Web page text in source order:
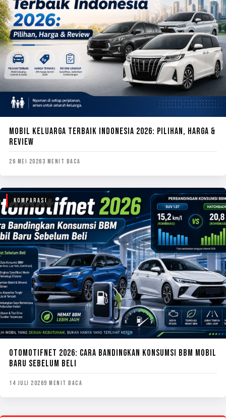
MOBIL KELUARGA TERBAIK INDONESIA 2026: PILIHAN, HARGA &
REVIEW
26 MEI 20263 MENIT BACA
KOMPARASI
OTOMOTIFNET 2026: CARA BANDINGKAN KONSUMSI BBM MOBIL
BARU SEBELUM BELI
14 JULI 20269 MENIT BACA